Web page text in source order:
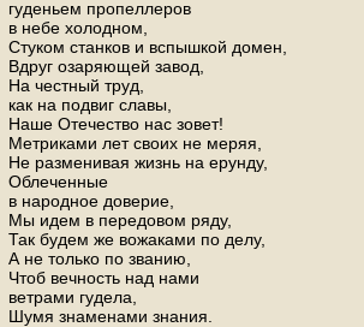
гуденьем пропеллеров
в небе холодном,
Стуком станков и вспышкой домен,
Вдруг озаряющей завод,
На честный труд,
как на подвиг славы,
Наше Отечество нас зовет!
Метриками лет своих не меряя,
Не разменивая жизнь на ерунду,
Облеченные
в народное доверие,
Мы идем в передовом ряду,
Так будем же вожаками по делу,
А не только по званию,
Чтоб вечность над нами
ветрами гудела,
Шумя знаменами знания.